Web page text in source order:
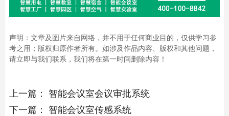
声明：文章及图片来自网络，并不用于任何商业目的，仅供学习参
考之用；版权归原作者所有。如涉及作品内容、版权和其他问题，
请立即与我们联系，我们将在第一时间删除内容！
上一篇： 智能会议室会议审批系统
下一篇： 智能会议室传感系统